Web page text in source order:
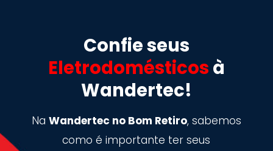
Confie seus
Eletrodomésticos à
Wandertec!
Na Wandertec no Bom Retiro, sabemos
como é importante ter seus